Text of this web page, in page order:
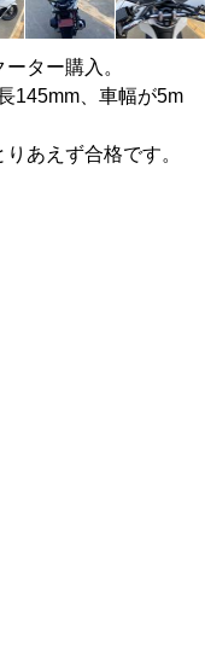
ター購入。
145mm、車幅が5m
あえず合格です。